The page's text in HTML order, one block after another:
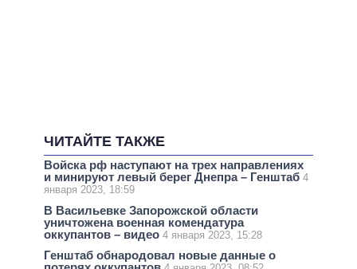
ЧИТАЙТЕ ТАКЖЕ
Войска рф наступают на трех направлениях
и минируют левый берег Днепра – Генштаб 4
января 2023, 18:59
В Васильевке Запорожской области
уничтожена военная комендатура
оккупантов – видео 4 января 2023, 15:28
Генштаб обнародовал новые данные о